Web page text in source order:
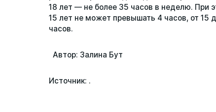
18 лет — не более 35 часов в неделю. При
15 лет не может превышать 4 часов, от 15
часов.
Автор: Залина Бут
Источник: .